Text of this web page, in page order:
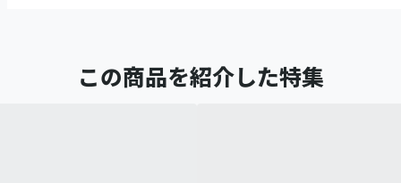
この商品を紹介した特集